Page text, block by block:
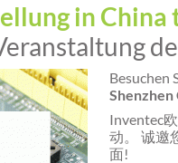
in
Besuchen
Inventec
动。 诚邀
面!